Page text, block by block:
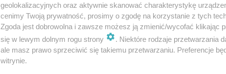
geolokalizacyjnych oraz aktywnie skanować charakterystykę
cenimy Twoją prywatność, prosimy o zgodę na korzystanie z tych
Zgoda jest dobrowolna i zawsze możesz ją zmienić/wycofać klikając
się w lewym dolnym rogu strony
. Niektóre rodzaje przetwarzania
ale masz prawo sprzeciwić się takiemu przetwarzaniu. Preferencje
witrynie.